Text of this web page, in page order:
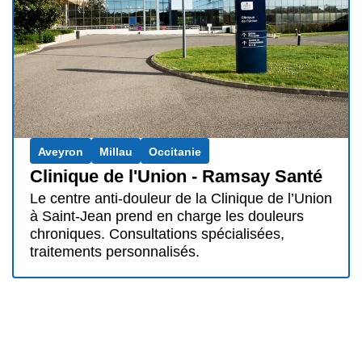
Aveyron Millau Occitanie
Clinique de l'Union - Ramsay Santé
Le centre anti-douleur de la Clinique de l’Union
à Saint-Jean prend en charge les douleurs
chroniques. Consultations spécialisées,
traitements personnalisés.